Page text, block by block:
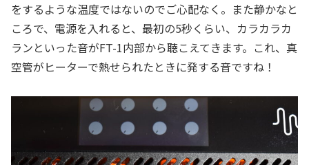
をするような温度ではないのでご心配なく。また静かなと
ころで、電源を入れると、最初の5秒くらい、カラカラカ
ランといった音がFT-1内部から聴こえてきます。これ、真
空管がヒーターで熱せられたときに発する音ですね！